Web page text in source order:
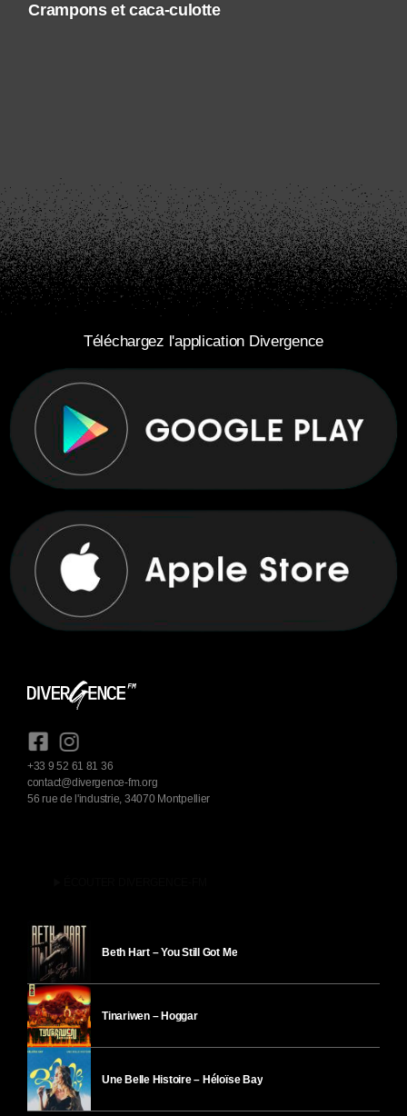
Crampons et caca-culotte
Téléchargez l'application Divergence
+33 9 52 61 81 36
contact@divergence-fm.org
56 rue de l'industrie, 34070 Montpellier
Beth Hart – You Still Got Me
Tinariwen – Hoggar
Une Belle Histoire – Héloïse Bay